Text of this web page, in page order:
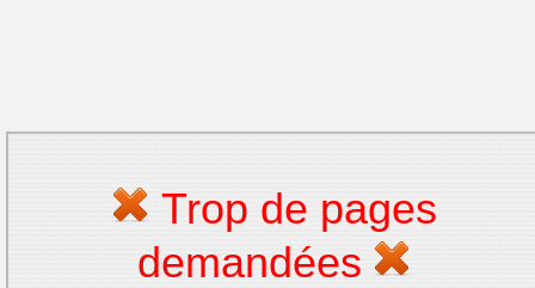
Trop de pages
demandées